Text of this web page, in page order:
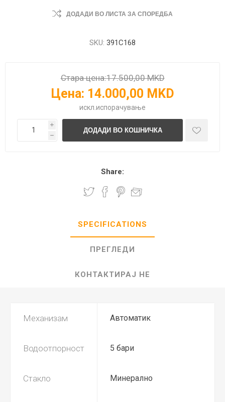
ДОДАДИ ВО ЛИСТА ЗА СПОРЕДБА
SKU: 391C168
Стара цена:17.500,00 MKD
Цена: 14.000,00 MKD
искл. испорачување
i
h
Share:
SPECIFICATIONS
ПРЕГЛЕДИ
КОНТАКТИРАЈ НЕ
Механизам Автоматик
Водоотпорност 5 бари
Стакло Минерално